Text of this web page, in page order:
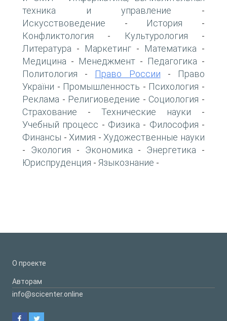
техника и управление -
Искусствоведение - История -
Конфликтология - Культурология -
Литература - Маркетинг - Математика -
Медицина - Менеджмент - Педагогика -
Политология - Право России -
Право
України - Промышленность - Психология -
Реклама - Религиоведение - Социология -
Страхование - Технические науки -
Учебный процесс - Физика - Философия -
Финансы - Химия - Художественные науки
- Экология - Экономика - Энергетика -
Юриспруденция - Языкознание -
О проекте
Авторам
info@scicenter.online